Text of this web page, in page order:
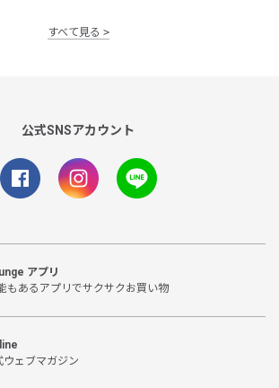
すべて見る
公式SNSアカウント
アプリ
もあるアプリでサクサクお買い物
ウェブマガジン